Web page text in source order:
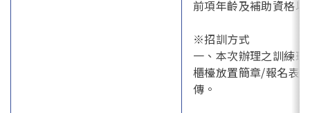
前項年齡及補助資格
※招訓方式
一、本次辦理之訓練
櫃檯放置簡章/報名表
傳。